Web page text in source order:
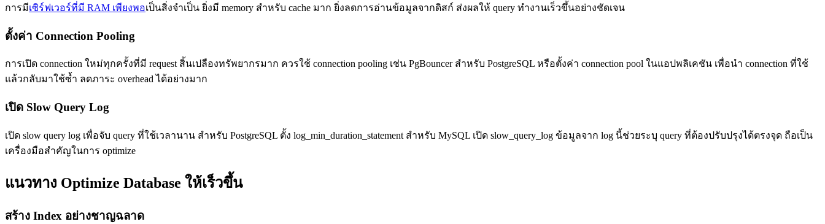
การมีเซิร์ฟเวอร์ที่มี RAM เพียงพอเป็นสิ่งจำเป็น ยิ่งมี memory สำหรับ cache มาก ยิ่งลดการอ่านข้อมูลจากดิสก์ ส่งผลให้ query ทำงานเร็วขึ้นอย่างชัดเจน
ตั้งค่า Connection Pooling
การเปิด connection ใหม่ทุกครั้งที่มี request สิ้นเปลืองทรัพยากรมาก ควรใช้ connection pooling เช่น PgBouncer สำหรับ PostgreSQL หรือตั้งค่า connection pool ในแอปพลิเคชัน เพื่อนำ connection ที่ใช้
แล้วกลับมาใช้ซ้ำ ลดภาระ overhead ได้อย่างมาก
เปิด Slow Query Log
เปิด slow query log เพื่อจับ query ที่ใช้เวลานาน สำหรับ PostgreSQL ตั้ง log_min_duration_statement สำหรับ MySQL เปิด slow_query_log ข้อมูลจาก log นี้ช่วยระบุ query ที่ต้องปรับปรุงได้ตรงจุด ถือเป็น
เครื่องมือสำคัญในการ optimize
แนวทาง Optimize Database ให้เร็วขึ้น
สร้าง Index อย่างชาญฉลาด